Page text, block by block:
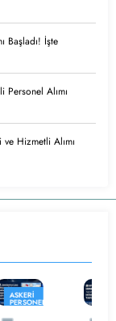
Başladı! İşte
Alımı
Hizmetli Alımı